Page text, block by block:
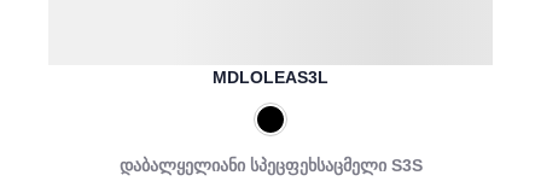
MDLOLEAS3L
დაბალყელიანი სპეცფეხსაცმელი S3S